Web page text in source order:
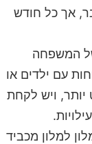
אך כל חודש
המשפחה
עם ילדים או
יותר, ויש לקחת
למלון מכביד